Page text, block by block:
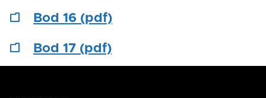
Bod 16 (pdf)
Bod 17 (pdf)